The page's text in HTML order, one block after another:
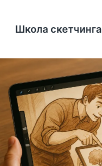
Школа скетчинга